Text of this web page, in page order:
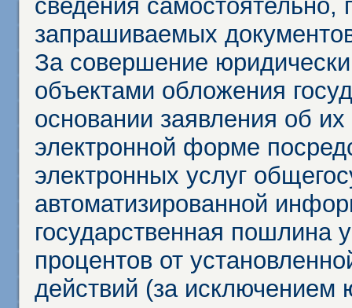
сведения
запрашиваемых
За совершение
объектами обложения
основании заявления об
электронной форме
электронных услуг
автоматизированной
государственная пошлина
процентов от
действий (за исключением